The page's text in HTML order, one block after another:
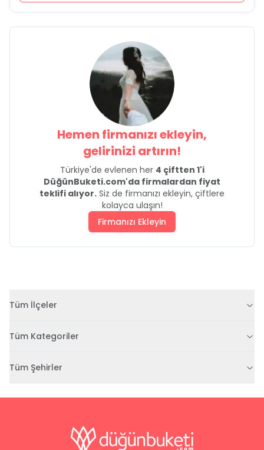
Hemen firmanızı ekleyin,
gelirinizi artırın!
Türkiye'de evlenen her 4 çiftten 1'i
DüğünBuketi.com'da firmalardan fiyat
teklifi alıyor. Siz de firmanızı ekleyin, çiftlere
kolayca ulaşın!
Firmanızı Ekleyin
Tüm İlçeler
Tüm Kategoriler
Tüm Şehirler